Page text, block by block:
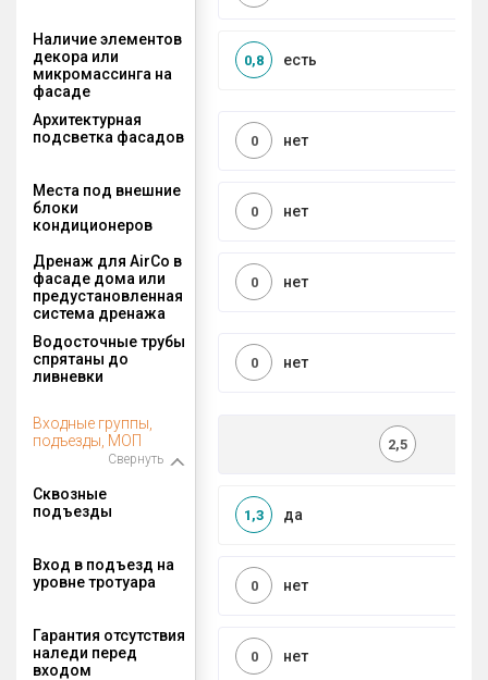
Наличие элементов
декора или
микромассинга на
фасаде
есть
0,8
Архитектурная
подсветка фасадов
нет
0
Места под внешние
блоки
кондиционеров
нет
0
Дренаж для AirCo в
фасаде дома или
предустановленная
система дренажа
нет
0
Водосточные трубы
спрятаны до
ливневки
нет
0
Входные группы,
подъезды, МОП
Свернуть
2,5
Сквозные
подъезды
да
1,3
Вход в подъезд на
уровне тротуара
нет
0
Гарантия отсутствия
наледи перед
входом
нет
0